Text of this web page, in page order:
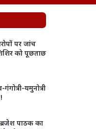
पर जांच
को पूछताछ
यमुनोत्री
ब्रजेश पाठक का